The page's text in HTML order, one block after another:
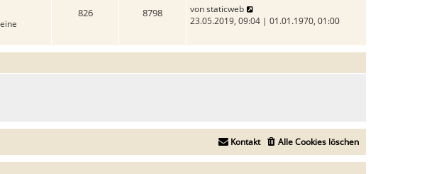
a
e
r
e
t
e
s
e
B
a
g
826 8798 vonstaticweb
e
e
i
t
r
a
23.05.2019, 09:04 | 01.01.1970, 01:00
Alle Cookies löschen
Kontakt